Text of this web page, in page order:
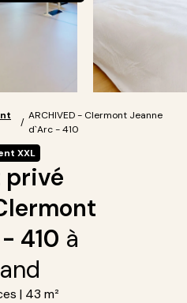
/
ARCHIVED - Clermont Jeanne
d`Arc - 410
XXL
410 à
| 43 m²